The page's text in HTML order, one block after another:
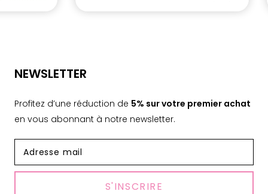
NEWSLETTER
Profitez d’une réduction de 5% sur votre premier achat
en vous abonnant à notre newsletter.
S'INSCRIRE